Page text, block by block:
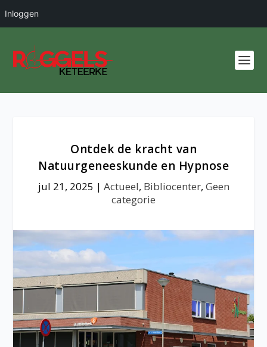
Inloggen
Ontdek de kracht van
Natuurgeneeskunde en Hypnose
jul 21, 2025 | Actueel, Bibliocenter, Geen
categorie